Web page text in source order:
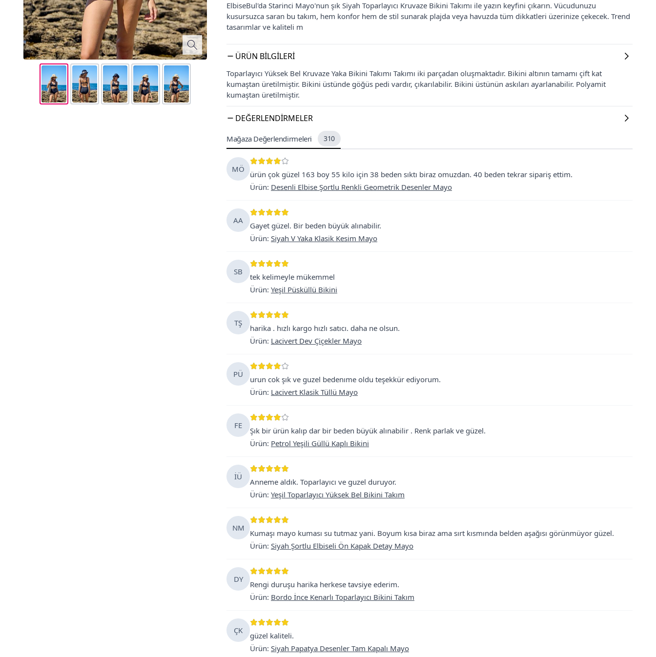
ElbiseBul'da Starinci Mayo'nun şık Siyah Toparlayıcı Kruvaze Bikini Takımı ile yazın keyfini çıkarın. Vücudunuzu
kusursuzca saran bu takım, hem konfor hem de stil sunarak plajda veya havuzda tüm dikkatleri üzerinize çekecek. Trend
tasarımlar ve kaliteli m
ÜRÜN BILGILERI
Toparlayıcı Yüksek Bel Kruvaze Yaka Bikini Takımı Takımı iki parçadan oluşmaktadır. Bikini altının tamamı çift kat
kumaştan üretilmiştir. Bikini üstünde göğüs pedi vardır, çıkarılabilir. Bikini üstünün askıları ayarlanabilir. Polyamit
kumaştan üretilmiştir.
DEĞERLENDIRMELER
Mağaza Değerlendirmeleri 310
MÖ
ürün çok güzel 163 boy 55 kilo için 38 beden sıktı biraz omuzdan. 40 beden tekrar sipariş ettim.
Ürün: Desenli Elbise Şortlu Renkli Geometrik Desenler Mayo
AA
Gayet güzel. Bir beden büyük alınabilir.
Ürün: Siyah V Yaka Klasik Kesim Mayo
SB
tek kelimeyle mükemmel
Ürün: Yeşil Püsküllü Bikini
TŞ
harika . hızlı kargo hızlı satıcı. daha ne olsun.
Ürün: Lacivert Dev Çiçekler Mayo
PÜ
urun cok şık ve guzel bedenıme oldu teşekkür ediyorum.
Ürün: Lacivert Klasik Tüllü Mayo
FE
Şık bir ürün kalıp dar bir beden büyük alınabilir . Renk parlak ve güzel.
Ürün: Petrol Yeşili Güllü Kaplı Bikini
İÜ
Anneme aldık. Toparlayıcı ve guzel duruyor.
Ürün: Yeşil Toparlayıcı Yüksek Bel Bikini Takım
NM
Kumaşı mayo kuması su tutmaz yani. Boyum kısa biraz ama sırt kısmında belden aşağısı görünmüyor güzel.
Ürün: Siyah Şortlu Elbiseli Ön Kapak Detay Mayo
DY
Rengi duruşu harika herkese tavsiye ederim.
Ürün: Bordo İnce Kenarlı Toparlayıcı Bikini Takım
ÇK
güzel kaliteli.
Ürün: Siyah Papatya Desenler Tam Kapalı Mayo